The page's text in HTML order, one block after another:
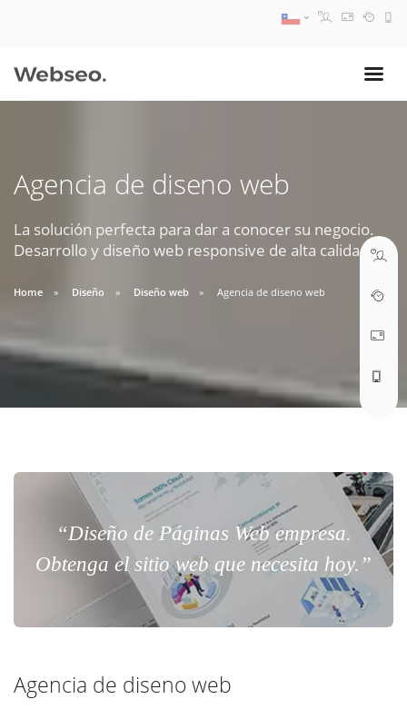
Agencia de diseno web
La solución perfecta para dar a conocer su negocio.
Desarrollo y diseño web responsive de alta calidad.
Home Diseño Diseño web Agencia de diseno web
“Diseño de Páginas Web empresa.
Obtenga el sitio web que necesita hoy.”
Agencia de diseno web
09:30 AM A 18:30 PM
soporte@webseo.cl